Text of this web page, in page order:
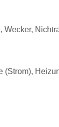
(Strom),